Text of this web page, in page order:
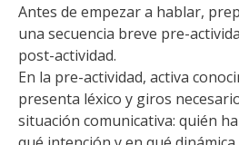
Antes de empezar a hablar,
una secuencia breve pre-
post-actividad.
En la pre-actividad, activa
presenta léxico y giros
situación comunicativa: quién